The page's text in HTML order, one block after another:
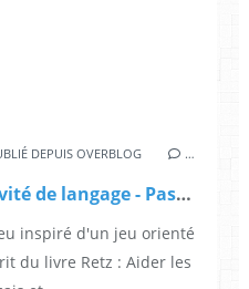
DEPUIS OVERBLOG …
Jeu Ce1- Activité de langage - Passé, Présent, Futur
inspiré d'un jeu orienté
du livre Retz : Aider les